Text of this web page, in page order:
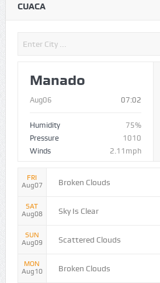
CUACA
Manado
Aug06 07:02
Humidity
75%
Pressure
1010
Winds
2.11mph
FRI
Aug07
Broken Clouds
SAT
Aug08
Sky Is Clear
SUN
Aug09
Scattered Clouds
MON
Aug10
Broken Clouds